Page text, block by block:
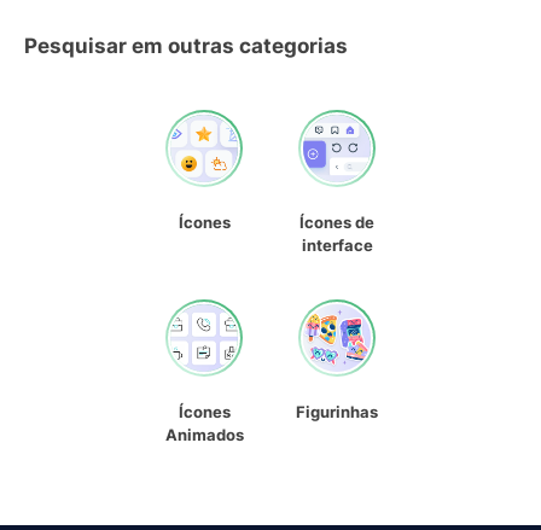
Pesquisar em outras categorias
Ícones
Ícones de
interface
Ícones
Animados
Figurinhas